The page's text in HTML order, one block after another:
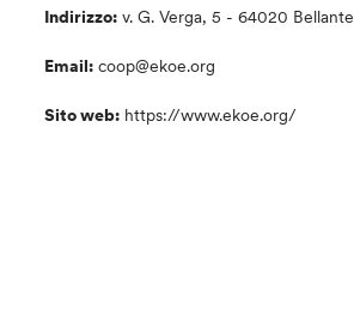
Indirizzo: v. G. Verga, 5 - 64020 Bellante
Email: coop@ekoe.org
Sito web: https://www.ekoe.org/